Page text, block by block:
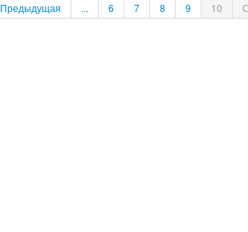
Предыдущая ... 6 7 8 9 10